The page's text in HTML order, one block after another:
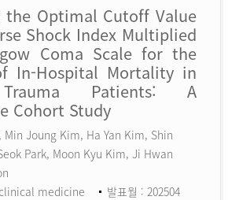
the Optimal Cutoff Value
Shock Index Multiplied
Coma Scale for the
In-Hospital Mortality in
Patients: A
Cohort Study
Min Joung Kim, Ha Yan Kim, Shin
Park, Moon Kyu Kim, Ji Hwan
medicine
발표월 : 202504